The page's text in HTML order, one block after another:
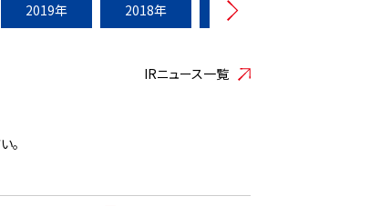
2019年 2018年 2017年
IRニュース一覧
。